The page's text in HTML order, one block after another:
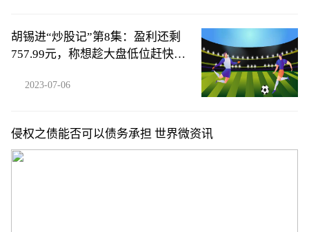
胡锡进“炒股记”第8集：盈利还剩
757.99元，称想趁大盘低位赶快加
2023-07-06
侵权之债能否可以债务承担 世界微资讯